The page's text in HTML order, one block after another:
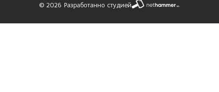
© 2026 Разработанно студией